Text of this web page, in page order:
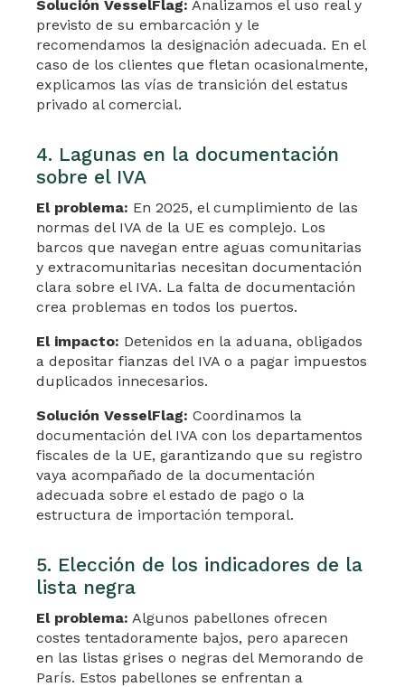
Solución VesselFlag: Analizamos el uso real y
previsto de su embarcación y le
recomendamos la designación adecuada. En el
caso de los clientes que fletan ocasionalmente,
explicamos las vías de transición del estatus
privado al comercial.
4. Lagunas en la documentación
sobre el IVA
El problema: En 2025, el cumplimiento de las
normas del IVA de la UE es complejo. Los
barcos que navegan entre aguas comunitarias
y extracomunitarias necesitan documentación
clara sobre el IVA. La falta de documentación
crea problemas en todos los puertos.
El impacto: Detenidos en la aduana, obligados
a depositar fianzas del IVA o a pagar impuestos
duplicados innecesarios.
Solución VesselFlag: Coordinamos la
documentación del IVA con los departamentos
fiscales de la UE, garantizando que su registro
vaya acompañado de la documentación
adecuada sobre el estado de pago o la
estructura de importación temporal.
5. Elección de los indicadores de la
lista negra
El problema: Algunos pabellones ofrecen
costes tentadoramente bajos, pero aparecen
en las listas grises o negras del Memorando de
París. Estos pabellones se enfrentan a